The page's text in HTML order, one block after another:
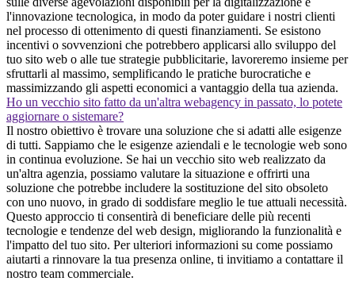
l'innovazione tecnologica, in modo da poter guidare i nostri clienti
nel processo di ottenimento di questi finanziamenti. Se esistono
incentivi o sovvenzioni che potrebbero applicarsi allo sviluppo del
tuo sito web o alle tue strategie pubblicitarie, lavoreremo insieme per
sfruttarli al massimo, semplificando le pratiche burocratiche e
massimizzando gli aspetti economici a vantaggio della tua azienda.
Ho un vecchio sito fatto da un'altra webagency in passato, lo potete
aggiornare o sistemare?
Il nostro obiettivo è trovare una soluzione che si adatti alle esigenze
di tutti. Sappiamo che le esigenze aziendali e le tecnologie web sono
in continua evoluzione. Se hai un vecchio sito web realizzato da
un'altra agenzia, possiamo valutare la situazione e offrirti una
soluzione che potrebbe includere la sostituzione del sito obsoleto
con uno nuovo, in grado di soddisfare meglio le tue attuali necessità.
Questo approccio ti consentirà di beneficiare delle più recenti
tecnologie e tendenze del web design, migliorando la funzionalità e
l'impatto del tuo sito. Per ulteriori informazioni su come possiamo
aiutarti a rinnovare la tua presenza online, ti invitiamo a contattare il
nostro team commerciale.